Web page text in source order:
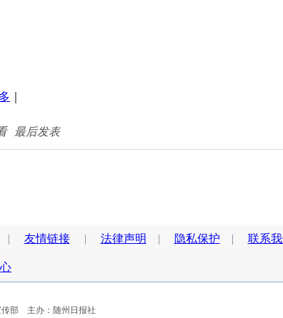
最后发表
友情链接| 法律声明 | 隐私保护 | 联系
心
传部 主办：随州日报社